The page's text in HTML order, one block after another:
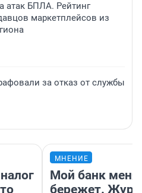
атак БПЛА. Рейтинг
маркетплейсов из
за отказ от службы
МНЕНИЕ
Мой банк меня
бережет.